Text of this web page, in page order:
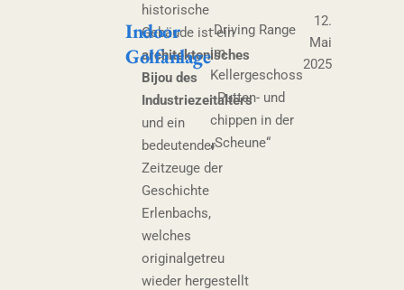
historische
Gebäude ist ein
architektonisches
Bijou des
Industriezeitalters
und ein
bedeutender
Zeitzeuge der
Geschichte
Erlenbachs,
welches
originalgetreu
wieder hergestellt
Indoor
Golfanlage
-Driving Range
im
Kellergeschoss
- Putten- und
chippen in der
„Scheune“
12.
Mai
2025